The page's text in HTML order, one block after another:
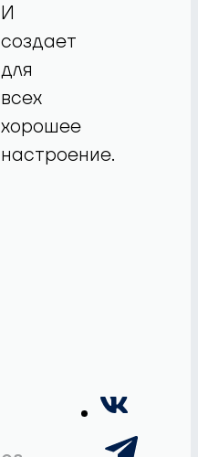
И
создает
для
всех
хорошее
настроение.